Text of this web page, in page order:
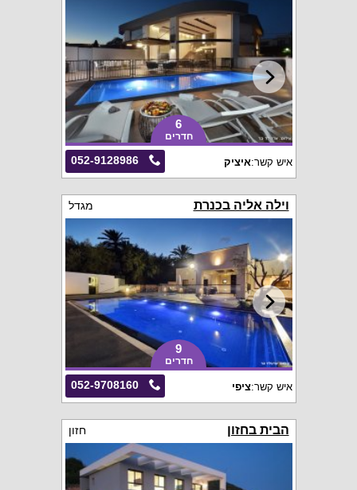
6
חדרים
052-9128986 איש קשר:איציק
וילה אליה בכנרת מגדל
9
חדרים
052-9708160 איש קשר:ציפי
הבית בחזון חזון